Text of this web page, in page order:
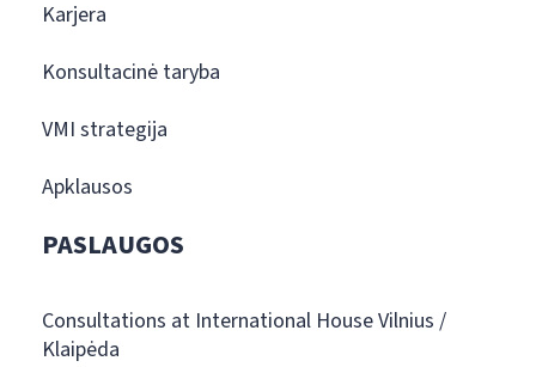
Karjera
Konsultacinė taryba
VMI strategija
Apklausos
PASLAUGOS
Consultations at International House Vilnius /
Klaipėda